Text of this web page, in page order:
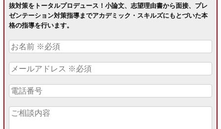
抜対策をトータルプロデュース！小論文、志望理由書から面接、プレ
ゼンテーション対策指導までアカデミック・スキルズにもとづいた本
格の指導を行います。